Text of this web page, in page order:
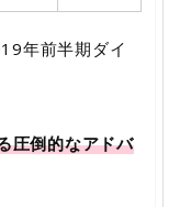
年前半期ダイ
圧倒的なアドバ